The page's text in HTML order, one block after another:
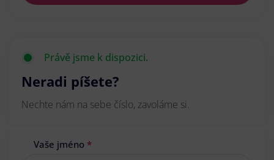
Právě jsme k dispozici.
Neradi píšete?
Nechte nám na sebe číslo, zavoláme si.
Vaše jméno *